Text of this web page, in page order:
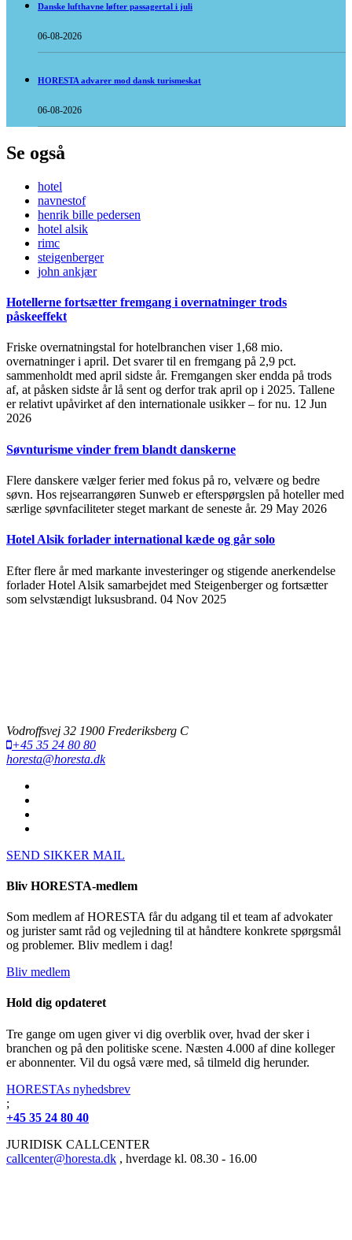
Danske lufthavne løfter passagertal i juli
06-08-2026
HORESTA advarer mod dansk turismeskat
06-08-2026
Se også
hotel
navnestof
henrik bille pedersen
hotel alsik
rimc
steigenberger
john ankjær
Hotellerne fortsætter fremgang i overnatninger trods
påskeeffekt
Friske overnatningstal for hotelbranchen viser 1,68 mio.
overnatninger i april. Det svarer til en fremgang på 2,9 pct.
sammenholdt med april sidste år. Fremgangen sker endda på trods
af, at påsken sidste år lå sent og derfor trak april op i 2025. Tallene
er relativt upåvirket af den internationale usikker – for nu. 12 Jun
2026
Søvnturisme vinder frem blandt danskerne
Flere danskere vælger ferier med fokus på ro, velvære og bedre
søvn. Hos rejsearrangøren Sunweb er efterspørgslen på hoteller med
særlige søvnfaciliteter steget markant de seneste år. 29 May 2026
Hotel Alsik forlader international kæde og går solo
Efter flere år med markante investeringer og stigende anerkendelse
forlader Hotel Alsik samarbejdet med Steigenberger og fortsætter
som selvstændigt luksusbrand. 04 Nov 2025
Vodroffsvej 32 1900 Frederiksberg C
+45 35 24 80 80
horesta@horesta.dk
SEND SIKKER MAIL
Bliv HORESTA-medlem
Som medlem af HORESTA får du adgang til et team af advokater
og jurister samt råd og vejledning til at håndtere konkrete spørgsmål
og problemer. Bliv medlem i dag!
Bliv medlem
Hold dig opdateret
Tre gange om ugen giver vi dig overblik over, hvad der sker i
branchen og på den politiske scene. Næsten 4.000 af dine kolleger
er abonnenter. Vil du også være med, så tilmeld dig herunder.
HORESTAs nyhedsbrev
;
+45 35 24 80 40
JURIDISK CALLCENTER
callcenter@horesta.dk , hverdage kl. 08.30 - 16.00